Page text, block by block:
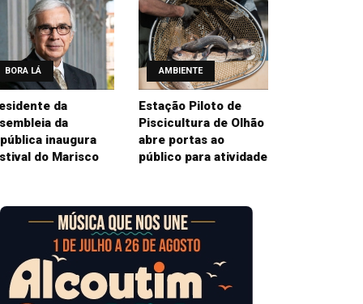
BORA LÁ
da
da
inaugura
do Marisco
AMBIENTE
Estação Piloto de
Piscicultura de Olhão
abre portas ao
público para atividade